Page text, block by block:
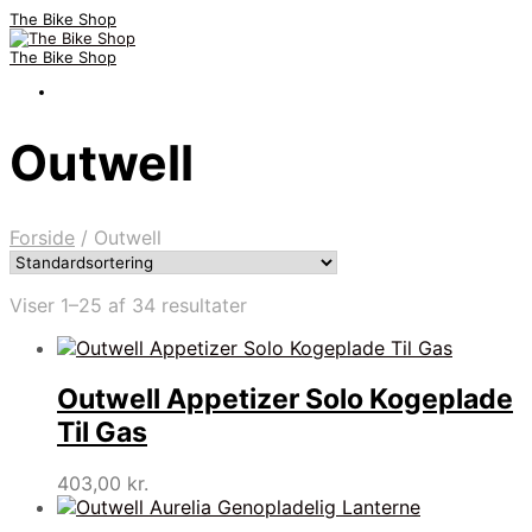
The Bike Shop
The Bike Shop
Outwell
Forside / Outwell
Viser 1–25 af 34 resultater
Outwell Appetizer Solo Kogeplade
Til Gas
403,00 kr.